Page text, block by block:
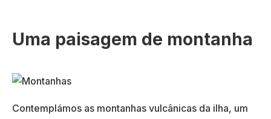
Uma paisagem de montanha
Contemplámos as montanhas vulcânicas da ilha, um